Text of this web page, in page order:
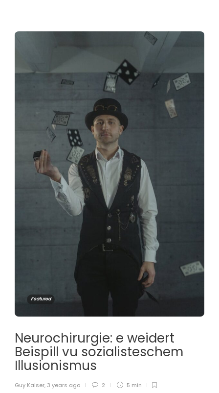
Featured
Neurochirurgie: e weidert
Beispill vu sozialisteschem
Illusionismus
Guy Kaiser, 3 years ago 2 5 min